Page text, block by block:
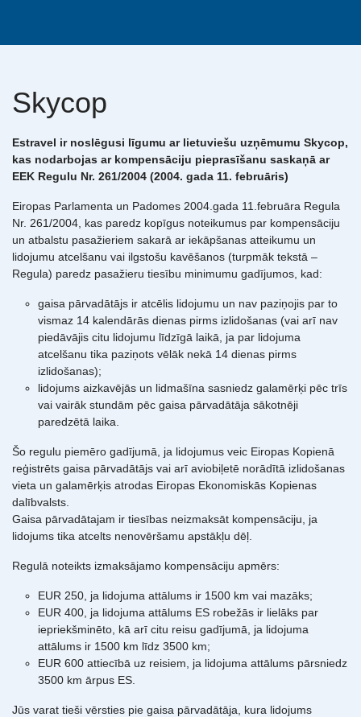
Skycop
Estravel ir noslēgusi līgumu ar lietuviešu uzņēmumu Skycop,
kas nodarbojas ar kompensāciju pieprasīšanu saskaņā ar
EEK Regulu Nr. 261/2004 (2004. gada 11. februāris)
Eiropas Parlamenta un Padomes 2004.gada 11.februāra Regula
Nr. 261/2004, kas paredz kopīgus noteikumus par kompensāciju
un atbalstu pasažieriem sakarā ar iekāpšanas atteikumu un
lidojumu atcelšanu vai ilgstošu kavēšanos (turpmāk tekstā –
Regula) paredz pasažieru tiesību minimumu gadījumos, kad:
gaisa pārvadātājs ir atcēlis lidojumu un nav paziņojis par to
vismaz 14 kalendārās dienas pirms izlidošanas (vai arī nav
piedāvājis citu lidojumu līdzīgā laikā, ja par lidojuma
atcelšanu tika paziņots vēlāk nekā 14 dienas pirms
izlidošanas);
lidojums aizkavējās un lidmašīna sasniedz galamērķi pēc trīs
vai vairāk stundām pēc gaisa pārvadātāja sākotnēji
paredzētā laika.
Šo regulu piemēro gadījumā, ja lidojumus veic Eiropas Kopienā
reģistrēts gaisa pārvadātājs vai arī aviobiļetē norādītā izlidošanas
vieta un galamērķis atrodas Eiropas Ekonomiskās Kopienas
dalībvalsts.
Gaisa pārvadātajam ir tiesības neizmaksāt kompensāciju, ja
lidojums tika atcelts nenovēršamu apstākļu dēļ.
Regulā noteikts izmaksājamo kompensāciju apmērs:
EUR 250, ja lidojuma attālums ir 1500 km vai mazāks;
EUR 400, ja lidojuma attālums ES robežās ir lielāks par
iepriekšminēto, kā arī citu reisu gadījumā, ja lidojuma
attālums ir 1500 km līdz 3500 km;
EUR 600 attiecībā uz reisiem, ja lidojuma attālums pārsniedz
3500 km ārpus ES.
Jūs varat tieši vērsties pie gaisa pārvadātāja, kura lidojums